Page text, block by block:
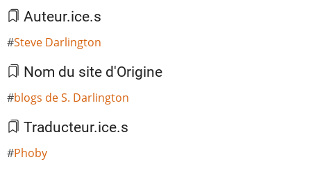
Auteur.ice.s
Steve Darlington
Nom du site d'Origine
blogs de S. Darlington
Traducteur.ice.s
Phoby